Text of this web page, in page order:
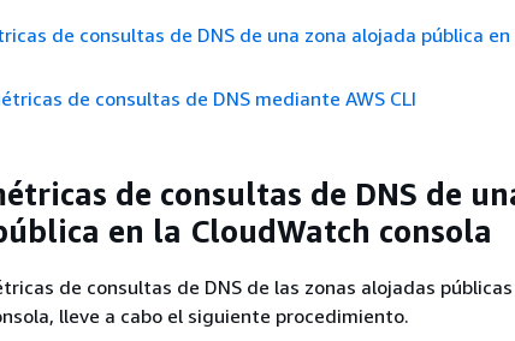
de consultas de DNS de una zona alojada pública
de consultas de DNS mediante AWS CLI
de consultas de DNS de
en la CloudWatch consola
de consultas de DNS de las zonas alojadas
lleve a cabo el siguiente procedimiento.